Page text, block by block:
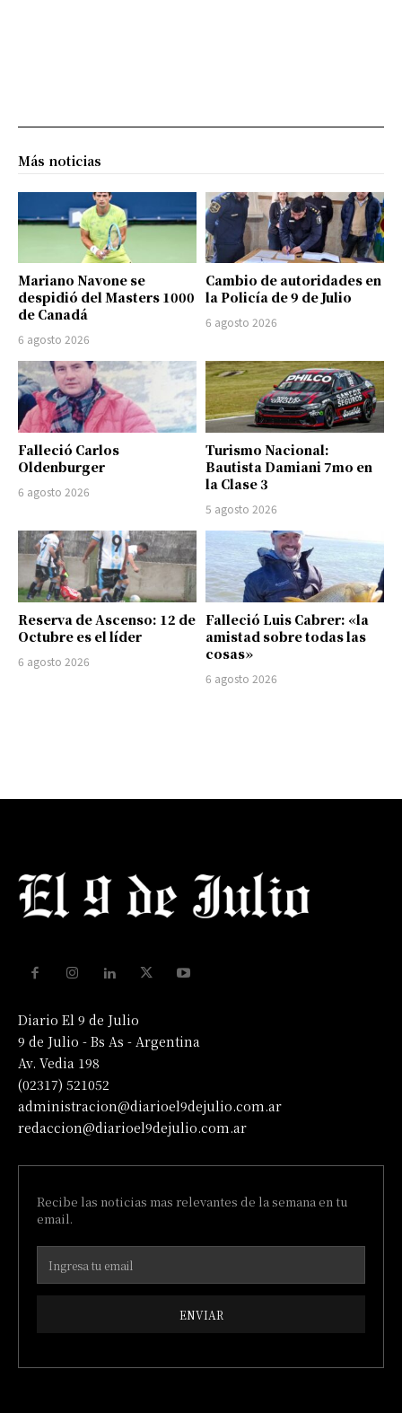
Más noticias
Mariano Navone se
despidió del Masters 1000
de Canadá
6 agosto 2026
Cambio de autoridades en
la Policía de 9 de Julio
6 agosto 2026
Falleció Carlos
Oldenburger
6 agosto 2026
Turismo Nacional:
Bautista Damiani 7mo en
la Clase 3
5 agosto 2026
Reserva de Ascenso: 12 de
Octubre es el líder
6 agosto 2026
Falleció Luis Cabrer: «la
amistad sobre todas las
cosas»
6 agosto 2026
Diario El 9 de Julio
9 de Julio - Bs As - Argentina
Av. Vedia 198
(02317) 521052
administracion@diarioel9dejulio.com.ar
redaccion@diarioel9dejulio.com.ar
Recibe las noticias mas relevantes de la semana en tu
email.
ENVIAR